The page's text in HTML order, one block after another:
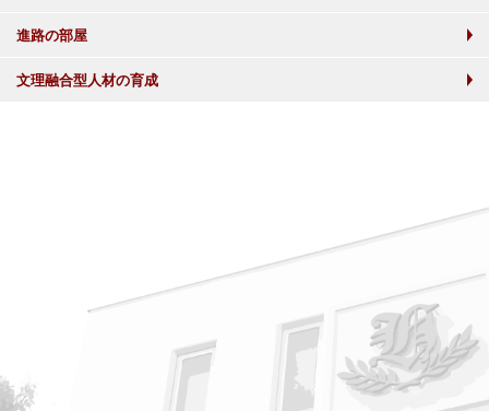
進路の部屋
文理融合型人材の育成